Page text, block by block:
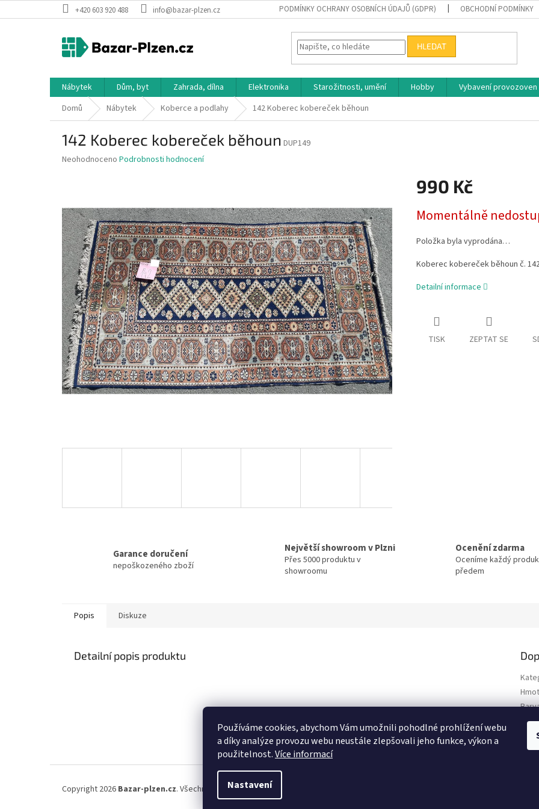
Používáme cookies, abychom Vám umožnili pohodlné prohlížení webu
a díky analýze provozu webu neustále zlepšovali jeho funkce, výkon a
použitelnost.Více informací
Nastavení
na
+420 603 920 488 info@bazar-plzen.cz PODMÍNKY OCHRANY OSOBNÍCH ÚDAJŮ (GDPR) OBCHODNÍ PODMÍNKY
HLEDAT
Nábytek Dům, byt Zahrada, dílna Elektronika Starožitnosti, umění Hobby Vybavení provozoven
Domů
Nábytek Koberce a podlahy 142 Koberec kobereček běhoun
142 Koberec kobereček běhoun DUP149
Průměrné
0,0
z
5
hvězdiček.
Neohodnoceno Podrobnosti hodnocení
990 Kč
cena:
Momentálně
Položka byla vyprodána…
Koberec kobereček běhoun č.
Detailní informace
TISK ZEPTAT SE
Garance doručení
nepoškozeného zboží
Největší showroom v Plzni
Přes 5000 produktu v
showroomu
Ocenění zdarma
Oceníme každý
předem
Popis Diskuze
Detailní popis produktu
Copyright 2026 Bazar-plzen.cz. Všechna práva vyhrazena.